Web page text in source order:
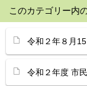
このカテゴリー内
令和２年８月
令和２年度 市